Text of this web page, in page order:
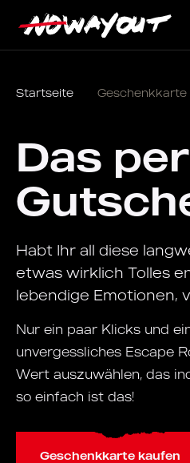
Startseite Geschenkkarte
Das
Habt Ihr all diese
etwas wirklich Tolles
lebendige Emotionen,
Nur ein paar Klicks und
unvergessliches Escape
Wert auszuwählen, das
so einfach ist das!
Geschenkkarte kaufen